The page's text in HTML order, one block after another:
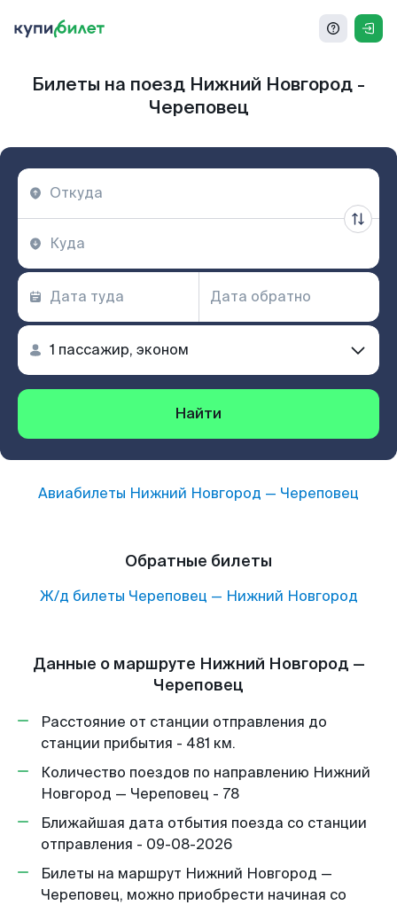
Билеты на поезд Нижний Новгород -
Череповец
Найти
Авиабилеты Нижний Новгород — Череповец
Обратные билеты
Ж/д билеты Череповец — Нижний Новгород
Данные о маршруте Нижний Новгород —
Череповец
Расстояние от станции отправления до
станции прибытия - 481 км.
Количество поездов по направлению Нижний
Новгород — Череповец - 78
Ближайшая дата отбытия поезда со станции
отправления - 09-08-2026
Билеты на маршрут Нижний Новгород —
Череповец, можно приобрести начиная со